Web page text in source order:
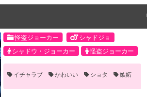
怪盗ジョーカー
シャドジョ
シャドウ・ジョーカー
怪盗ジョーカー
イチャラブ かわいい ショタ 嫉妬